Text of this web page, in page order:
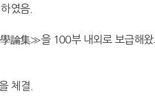
였음.
集≫을 100부 내외로 보급해왔
체결.